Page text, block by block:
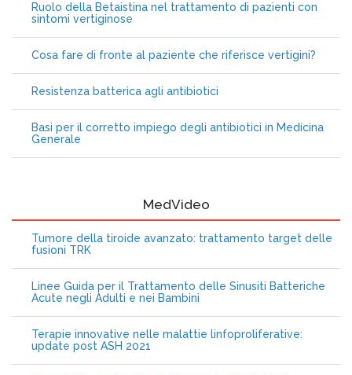
Ruolo della Betaistina nel trattamento di pazienti con
sintomi vertiginose
Cosa fare di fronte al paziente che riferisce vertigini?
Resistenza batterica agli antibiotici
Basi per il corretto impiego degli antibiotici in Medicina
Generale
MedVideo
Tumore della tiroide avanzato: trattamento target delle
fusioni TRK
Linee Guida per il Trattamento delle Sinusiti Batteriche
Acute negli Adulti e nei Bambini
Terapie innovative nelle malattie linfoproliferative:
update post ASH 2021